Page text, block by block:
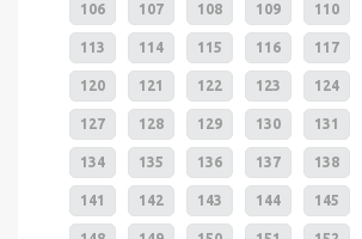
106 107 108 109 110
113 114 115 116 117
120 121 122 123 124
127 128 129 130 131
134 135 136 137 138
141 142 143 144 145